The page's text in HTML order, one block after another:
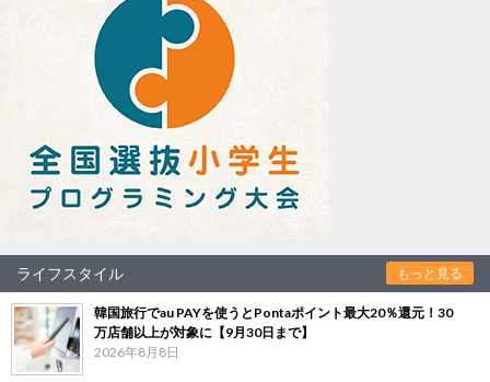
ライフスタイル もっと見る
韓国旅行でau PAYを使うとPontaポイント最大20％還元！30
万店舗以上が対象に【9月30日まで】
2026年8月8日